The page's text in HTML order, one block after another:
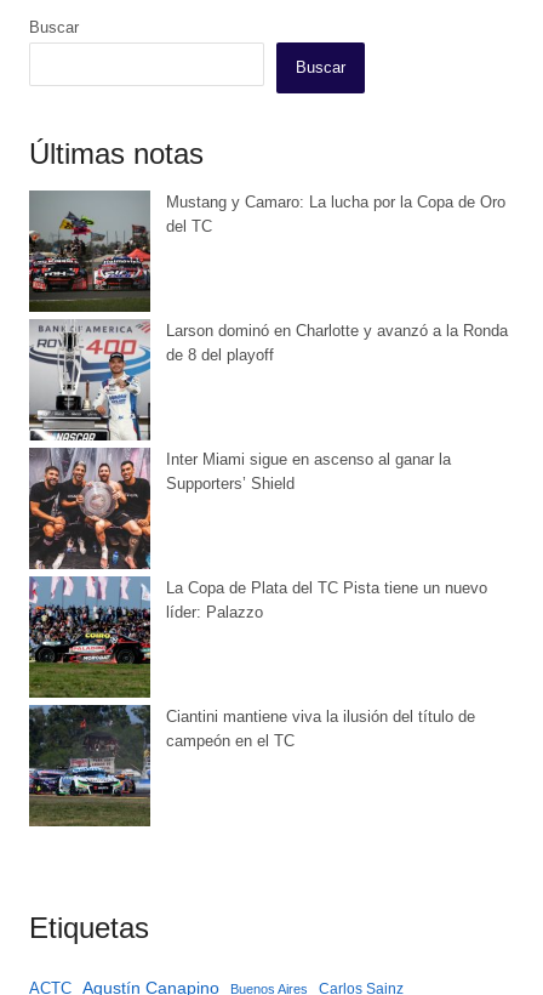
Buscar
Buscar
Últimas notas
Mustang y Camaro: La lucha por la Copa de Oro
del TC
Larson dominó en Charlotte y avanzó a la Ronda
de 8 del playoff
Inter Miami sigue en ascenso al ganar la
Supporters’ Shield
La Copa de Plata del TC Pista tiene un nuevo
líder: Palazzo
Ciantini mantiene viva la ilusión del título de
campeón en el TC
Etiquetas
ACTC Agustín Canapino Buenos Aires Carlos Sainz